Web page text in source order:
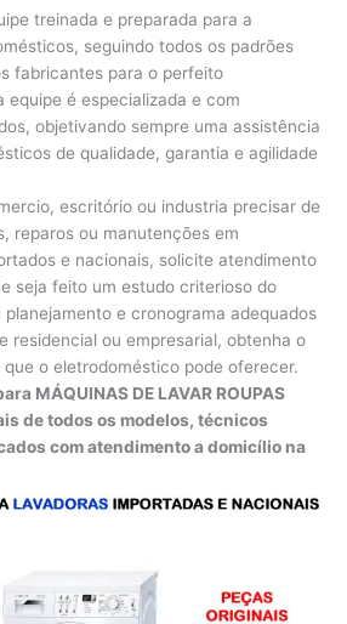
treinada e preparada para a
seguindo todos os padrões
fabricantes para o perfeito
equipe é especializada e com
objetivando sempre uma assistência
de qualidade, garantia e agilidade
escritório ou industria precisar de
reparos ou manutenções em
e nacionais, solicite atendimento
seja feito um estudo criterioso do
e cronograma adequados
residencial ou empresarial, obtenha o
o eletrodoméstico pode oferecer.
MÁQUINAS DE LAVAR ROUPAS
de todos os modelos, técnicos
com atendimento a domicílio na